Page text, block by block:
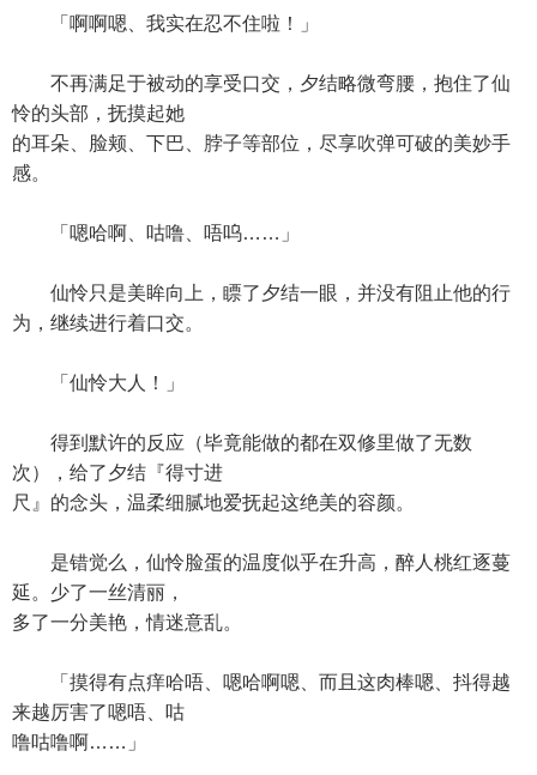
「啊啊嗯、我实在忍不住啦！」
不再满足于被动的享受口交，夕结略微弯腰，抱住了仙
怜的头部，抚摸起她
的耳朵、脸颊、下巴、脖子等部位，尽享吹弹可破的美妙手
感。
「嗯哈啊、咕噜、唔呜……」
仙怜只是美眸向上，瞟了夕结一眼，并没有阻止他的行
为，继续进行着口交。
「仙怜大人！」
得到默许的反应（毕竟能做的都在双修里做了无数
次），给了夕结『得寸进
尺』的念头，温柔细腻地爱抚起这绝美的容颜。
是错觉么，仙怜脸蛋的温度似乎在升高，醉人桃红逐蔓
延。少了一丝清丽，
多了一分美艳，情迷意乱。
「摸得有点痒哈唔、嗯哈啊嗯、而且这肉棒嗯、抖得越
来越厉害了嗯唔、咕
噜咕噜啊……」